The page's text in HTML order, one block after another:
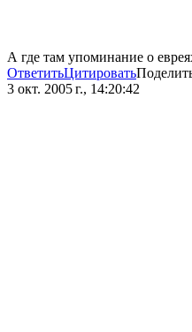
А где там упоминание о
ОтветитьЦитировать
3 окт. 2005 г., 14:20:42